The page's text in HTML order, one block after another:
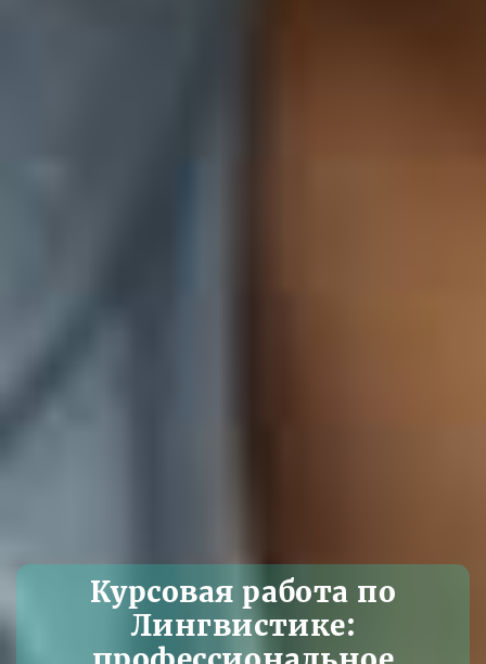
Курсовая работа по
Лингвистике: